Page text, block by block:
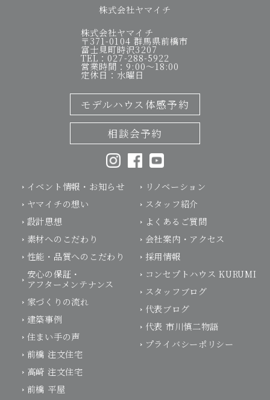
株式会社ヤマイチ
株式会社ヤマイチ
〒371-0104 群馬県前橋市
富士見町時沢3207
TEL：027-288-5922
営業時間：9:00～18:00
定休日：水曜日
モデルハウス体感予約
相談会予約
イベント情報・お知らせ
ヤマイチの想い
設計思想
素材へのこだわり
性能・品質へのこだわり
安心の保証・
アフターメンテナンス
家づくりの流れ
建築事例
住まい手の声
前橋 注文住宅
高崎 注文住宅
前橋 平屋
リノベーション
スタッフ紹介
よくあるご質問
会社案内・アクセス
採用情報
コンセプトハウス KURUMI
スタッフブログ
代表ブログ
代表 市川慎二物語
プライバシーポリシー